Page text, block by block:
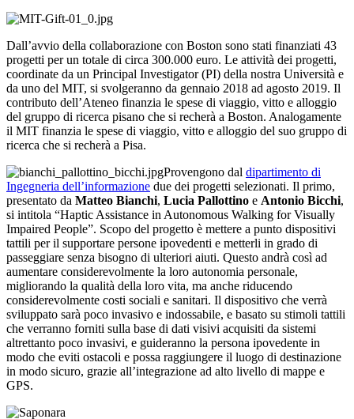
Dall’avvio della collaborazione con Boston sono stati finanziati 43
progetti per un totale di circa 300.000 euro. Le attività dei progetti,
coordinate da un Principal Investigator (PI) della nostra Università e
da uno del MIT, si svolgeranno da gennaio 2018 ad agosto 2019. Il
contributo dell’Ateneo finanzia le spese di viaggio, vitto e alloggio
del gruppo di ricerca pisano che si recherà a Boston. Analogamente
il MIT finanzia le spese di viaggio, vitto e alloggio del suo gruppo di
ricerca che si recherà a Pisa.
Provengono dal dipartimento di
Ingegneria dell’informazione due dei progetti selezionati. Il primo,
presentato da Matteo Bianchi, Lucia Pallottino e Antonio Bicchi,
si intitola “Haptic Assistance in Autonomous Walking for Visually
Impaired People”. Scopo del progetto è mettere a punto dispositivi
tattili per il supportare persone ipovedenti e metterli in grado di
passeggiare senza bisogno di ulteriori aiuti. Questo andrà così ad
aumentare considerevolmente la loro autonomia personale,
migliorando la qualità della loro vita, ma anche riducendo
considerevolmente costi sociali e sanitari. Il dispositivo che verrà
sviluppato sarà poco invasivo e indossabile, e basato su stimoli tattili
che verranno forniti sulla base di dati visivi acquisiti da sistemi
altrettanto poco invasivi, e guideranno la persona ipovedente in
modo che eviti ostacoli e possa raggiungere il luogo di destinazione
in modo sicuro, grazie all’integrazione ad alto livello di mappe e
GPS.